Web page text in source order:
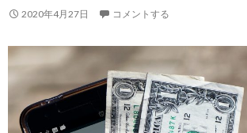
2020年4月27日 コメントする